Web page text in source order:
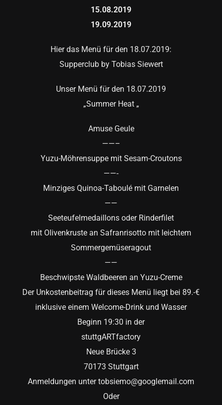
15.08.2019
19.09.2019
Hier das Menü für den 18.07.2019:
Supperclub by Tobias Siewert
Unser Menü für den 18.07.2019
„Summer Heat „
Amuse Geule
——–
Yuzu-Möhrensuppe mit Sesam-Croutons
——-
Minziges Quinoa-Taboulé mit Garnelen
——
Seeteufelmedaillons oder Rinderfilet
mit Olivenkruste an Safranrisotto mit leichtem
Sommergemüseragout
——
Beschwipste Waldbeeren an Yuzu-Creme
Der Unkostenbeitrag für dieses Menü liegt bei 89.-€
inklusive einem Welcome-Drink und Wasser
Beginn 19:30 in der
stuttgARTfactory
Neue Brücke 3
70173 Stuttgart
Anmeldungen unter tobsiemo@googlemail.com
Oder